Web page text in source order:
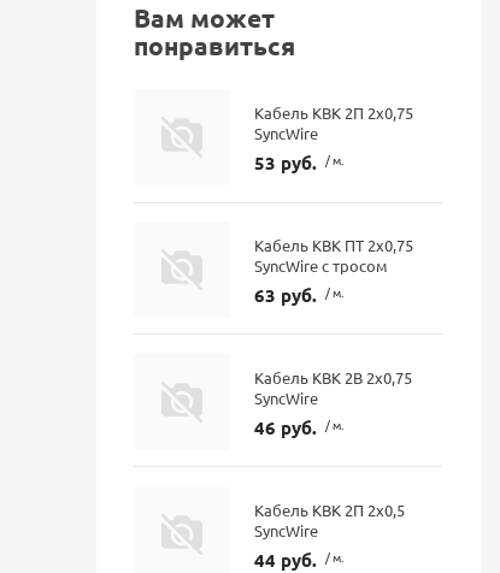
Вам может
понравиться
Кабель КВК 2П 2х0,75
SyncWire
53 руб. / м.
Кабель КВК ПТ 2х0,75
SyncWire с тросом
63 руб. / м.
Кабель КВК 2В 2х0,75
SyncWire
46 руб. / м.
Кабель КВК 2П 2х0,5
SyncWire
44 руб. / м.